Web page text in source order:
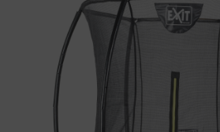
Der hochwertige Schutzrand bedeckt die
und ist mit einem speziell entwickelten
sodass dein Fuß nicht zwischen die Federn
Federn stehen Garant für gute Sprungkraft.
Trampolins ist galvanisiert und
Chance hat. Erlebe endlos viel Springspaß